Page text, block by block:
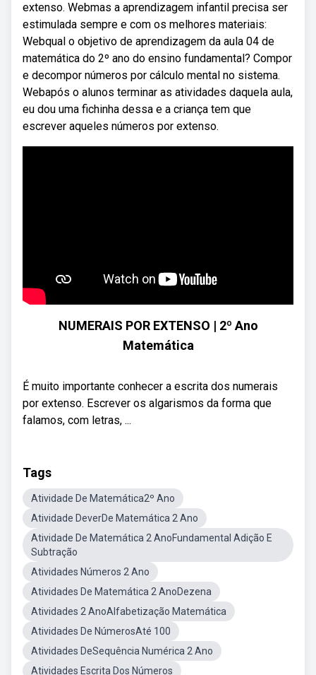
extenso. Webmas a aprendizagem infantil precisa ser
estimulada sempre e com os melhores materiais:
Webqual o objetivo de aprendizagem da aula 04 de
matemática do 2º ano do ensino fundamental? Compor
e decompor números por cálculo mental no sistema.
Webapós o alunos terminar as atividades daquela aula,
eu dou uma fichinha dessa e a criança tem que
escrever aqueles números por extenso.
NUMERAIS POR EXTENSO | 2º Ano
Matemática
É muito importante conhecer a escrita dos numerais
por extenso. Escrever os algarismos da forma que
falamos, com letras, ...
Tags
Atividade De Matemática2º Ano
Atividade DeverDe Matemática 2 Ano
Atividade De Matemática 2 AnoFundamental Adição E
Subtração
Atividades Números 2 Ano
Atividades De Matemática 2 AnoDezena
Atividades 2 AnoAlfabetização Matemática
Atividades De NúmerosAté 100
Atividades DeSequência Numérica 2 Ano
Atividades Escrita Dos Números